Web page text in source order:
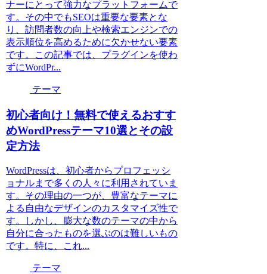
ナーにとって強力なプラットフォームで
す。その中でもSEOは重要な要素とな
り、訪問者数の向上や検索エンジンでの
表示順位を高めるために欠かせない要素
です。この記事では、プラグインを使わ
ずにWordPr...
テーマ
初心者向け！無料で使えるおすす
めWordPressテーマ10選とその設
定方法
WordPressは、初心者からプロフェッシ
ョナルまで多くの人々に利用されていま
す。その理由の一つが、豊富なテーマに
よる自由なデザインのカスタマイズ性で
す。しかし、膨大な数のテーマの中から
自分に合ったものを選ぶのは難しいもの
です。特に、これ...
テーマ